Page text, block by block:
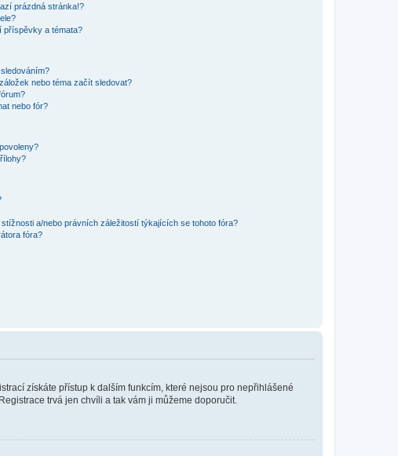
prázdná stránka!?
příspěvky a témata?
nebo téma začít sledovat?
nebo fór?
a/nebo právních záležitostí týkajících se tohoto fóra?
fóra?
získáte přístup k dalším funkcím, které nejsou pro nepřihlášené
trvá jen chvíli a tak vám ji můžeme doporučit.